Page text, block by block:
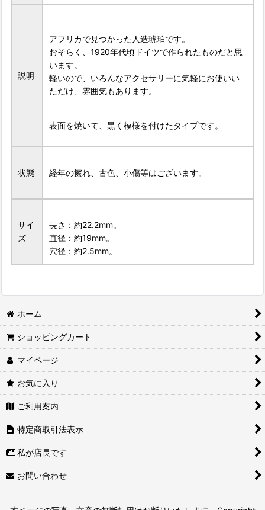
説明
アフリカで見つかった人造琥珀です。
おそらく、1920年代頃ドイツで作られたものだと思
います。
軽いので、いろんなアクセサリーに気軽にお使いい
ただけ、雰囲気もあります。
表面を焼いて、黒く模様を付けたタイプです。
状態 経年の擦れ、古色、小傷等はございます。
サイ
ズ
長さ：約22.2mm。
直径：約19mm。
穴径：約2.5mm。
ホーム
ショッピングカート
マイページ
お気に入り
ご利用案内
特定商取引法表示
私が店長です
お問い合わせ